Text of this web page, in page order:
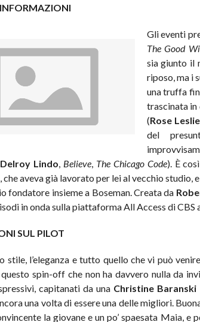
Gli eventi
The Good
sia giunto il
riposo, ma i
una truffa
trascinata in
(Rose Leslie
del
Delroy Lindo, Believe, The Chicago Code). È
che aveva già lavorato per lei al vecchio studio,
fondatore insieme a Boseman. Creata da
in onda sulla piattaforma All Access di
SUL PILOT
stile, l’eleganza e tutto quello che vi può
spin-off che non ha davvero nulla da
capitanati da una Christine Baranski
una volta di essere una delle migliori.
la giovane e un po’ spaesata Maia, e